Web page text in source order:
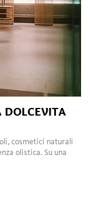
DOLCEVITA
cosmetici naturali
olistica. Su una